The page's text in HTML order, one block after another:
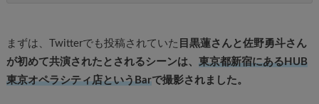
まずは、Twitterでも投稿されていた 目黒蓮さんと佐野勇斗さん
が初めて共演されたとされるシーンは、 東京都新宿にあるHUB
東京オペラシティ店というBarで撮影されました。